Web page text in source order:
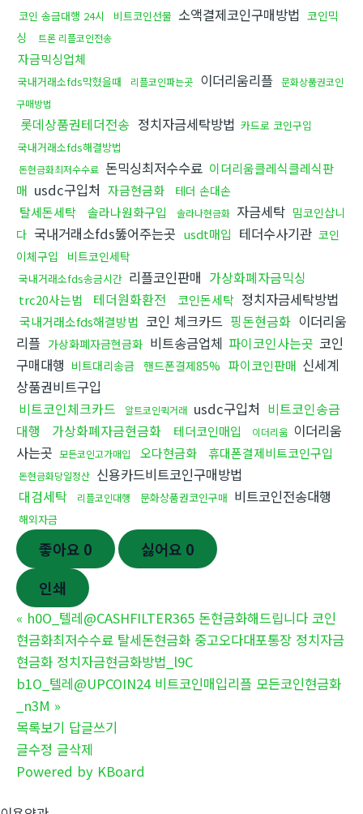
코인 송금대행 24시 비트코인선물 소액결제코인구매방법 코인믹
싱
트론 리플코인전송
자금믹싱업체
국내거래소fds막혔을때 리플코인파는곳 이더리움리플 문화상품권코인
구매방법
롯데상품권테더전송 정치자금세탁방법 카드로 코인구입
국내거래소fds해결방법
돈현금화최저수수료 돈믹싱최저수수료 이더리움클레식클레식판
매 usdc구입처 자금현금화 테더 손대손
탈세돈세탁 솔라나원화구입 솔라나현금화 자금세탁 밈코인삽니
다 국내거래소fds뚫어주는곳 usdt매입 테더수사기관 코인
이체구입
비트코인세탁
국내거래소fds송금시간 리플코인판매 가상화폐자금믹싱
trc20사는법 테더원화환전 코인돈세탁 정치자금세탁방법
국내거래소fds해결방법 코인 체크카드 핑돈현금화 이더리움
리플 가상화폐자금현금화 비트송금업체 파이코인사는곳 코인
구매대행 비트대리송금 핸드폰결제85% 파이코인판매 신세계
상품권비트구입
비트코인체크카드
알트코인퀵거래 usdc구입처 비트코인송금
대행
가상화폐자금현금화 테더코인매입 이더리움 이더리움
사는곳 모든코인고가매입 오다현금화 휴대폰결제비트코인구입
돈현금화당일정산 신용카드비트코인구매방법
대검세탁
리플코인대행 문화상품권코인구매 비트코인전송대행
해외자금
좋아요 0 싫어요 0
인쇄
« h0O_텔레@CASHFILTER365 돈현금화해드립니다 코인
현금화최저수수료 탈세돈현금화 중고오다대포통장 정치자금
현금화 정치자금현금화방법_l9C
b1O_텔레@UPCOIN24 비트코인매입리플 모든코인현금화
_n3M »
목록보기 답글쓰기
글수정 글삭제
Powered by KBoard